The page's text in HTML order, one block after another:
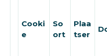
Cooki
e
So
ort
Plaa
tser